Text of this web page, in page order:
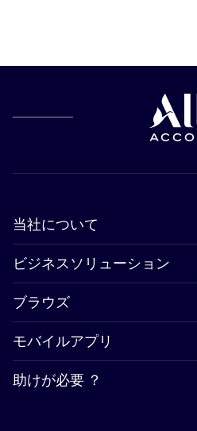
当社について
ビジネスソリューション
ブラウズ
モバイルアプリ
助けが必要 ？